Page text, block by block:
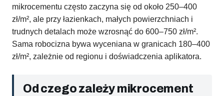
mikrocementu często zaczyna się od około 250–400
zł/m², ale przy łazienkach, małych powierzchniach i
trudnych detalach może wzrosnąć do 600–750 zł/m².
Sama robocizna bywa wyceniana w granicach 180–400
zł/m², zależnie od regionu i doświadczenia aplikatora.
Od czego zależy mikrocement